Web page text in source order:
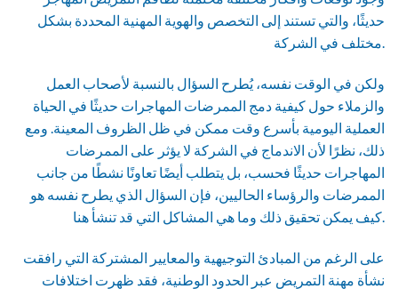
حديثًا، والتي تستند إلى التخصص والهوية المهنية المحددة بشكل
مختلف في الشركة.
ولكن في الوقت نفسه، يُطرح السؤال بالنسبة لأصحاب العمل
والزملاء حول كيفية دمج الممرضات المهاجرات حديثًا في الحياة
العملية اليومية بأسرع وقت ممكن في ظل الظروف المعينة. ومع
ذلك، نظرًا لأن الاندماج في الشركة لا يؤثر على الممرضات
المهاجرات حديثًا فحسب، بل يتطلب أيضًا تعاونًا نشطًا من جانب
الممرضات والرؤساء الحاليين، فإن السؤال الذي يطرح نفسه هو
على الرغم من المبادئ التوجيهية والمعايير المشتركة التي رافقت
نشأة مهنة التمريض عبر الحدود الوطنية، فقد ظهرت اختلافات